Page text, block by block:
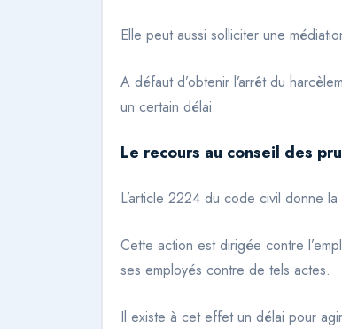
Elle peut aussi solliciter une
A défaut d’obtenir l’arrêt du
un certain délai.
Le recours au conseil des
L’article 2224 du code civil donne
Cette action est dirigée contre
ses employés contre de tels actes.
Il existe à cet effet un délai pour